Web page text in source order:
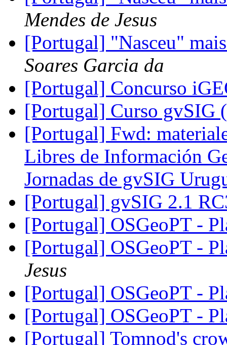
Mendes de Jesus
[Portugal] "Nasceu"
Soares Garcia da
[Portugal] Concurso
[Portugal] Curso gvSIG
[Portugal] Fwd:
Libres de Información
Jornadas de gvSIG
[Portugal] gvSIG 2.1
[Portugal] OSGeoPT -
[Portugal] OSGeoPT -
Jesus
[Portugal] OSGeoPT -
[Portugal] OSGeoPT -
[Portugal] Tomnod's